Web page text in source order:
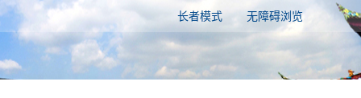
无障碍浏览
长者模式